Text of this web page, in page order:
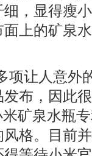
，显得瘦
上的矿泉
项让人意外
布，因此
米矿泉水瓶
格。目前